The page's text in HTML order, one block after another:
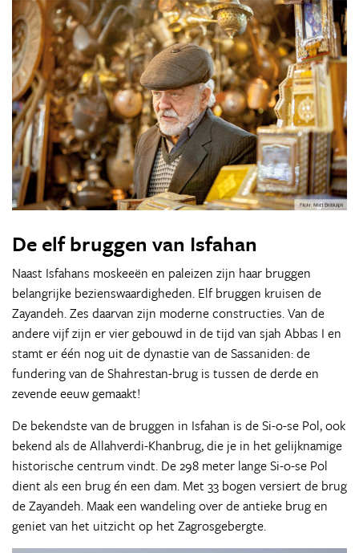
De elf bruggen van Isfahan
Naast Isfahans moskeeën en paleizen zijn haar bruggen
belangrijke bezienswaardigheden. Elf bruggen kruisen de
Zayandeh. Zes daarvan zijn moderne constructies. Van de
andere vijf zijn er vier gebouwd in de tijd van sjah Abbas I en
stamt er één nog uit de dynastie van de Sassaniden: de
fundering van de Shahrestan-brug is tussen de derde en
zevende eeuw gemaakt!
De bekendste van de bruggen in Isfahan is de Si-o-se Pol, ook
bekend als de Allahverdi-Khanbrug, die je in het gelijknamige
historische centrum vindt. De 298 meter lange Si-o-se Pol
dient als een brug én een dam. Met 33 bogen versiert de brug
de Zayandeh. Maak een wandeling over de antieke brug en
geniet van het uitzicht op het Zagrosgebergte.